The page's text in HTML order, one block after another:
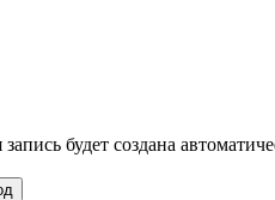
будет создана